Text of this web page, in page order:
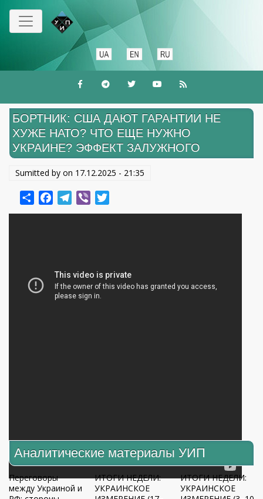
Перейти
основному
БОРТНИК: США ДАЮТ ГАРАНТИИ НЕ
ХУЖЕ НАТО? ЧТО ЕЩЕ НУЖНО
УКРАИНЕ? ЭФФЕКТ ЗАЛУЖНОГО
Sumitted by on 17.12.2025 - 21:35
ShareFacebookTelegram
Viber
Аналитические материалы УИП
Переговоры
между Украиной и
ИТОГИ НЕДЕЛИ:
УКРАИНСКОЕ
ИТОГИ НЕДЕЛИ:
УКРАИНСКОЕ